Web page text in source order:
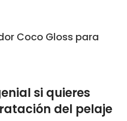
Coco Gloss para
si quieres
del pelaje